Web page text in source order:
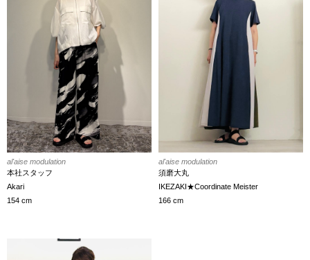
al'aise modulation
本社スタッフ
Akari
154 cm
al'aise modulation
須磨大丸
IKEZAKI★Coordinate Meister
166 cm